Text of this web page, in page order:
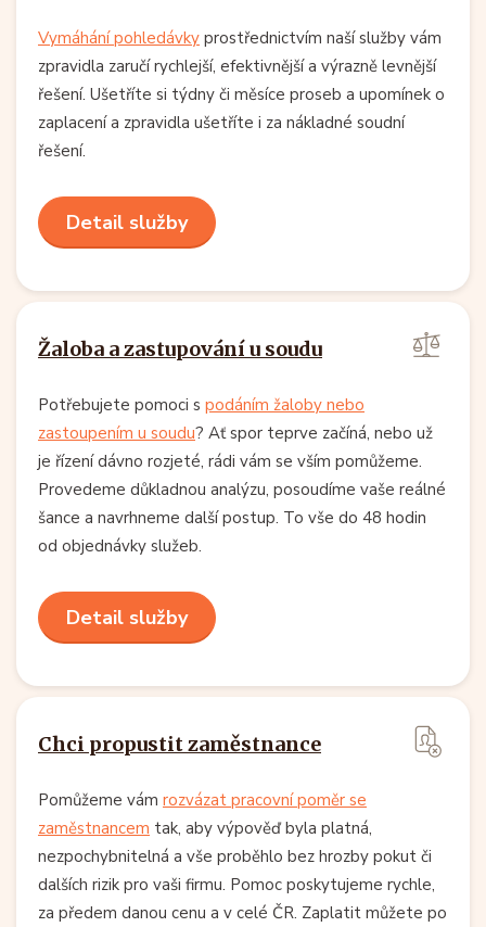
Vymáhání pohledávky prostřednictvím naší služby vám
zpravidla zaručí rychlejší, efektivnější a výrazně levnější
řešení. Ušetříte si týdny či měsíce proseb a upomínek o
zaplacení a zpravidla ušetříte i za nákladné soudní
řešení.
Detail služby
Žaloba a zastupování u soudu
Potřebujete pomoci s podáním žaloby nebo
zastoupením u soudu? Ať spor teprve začíná, nebo už
je řízení dávno rozjeté, rádi vám se vším pomůžeme.
Provedeme důkladnou analýzu, posoudíme vaše reálné
šance a navrhneme další postup. To vše do 48 hodin
od objednávky služeb.
Detail služby
Chci propustit zaměstnance
Pomůžeme vám rozvázat pracovní poměr se
zaměstnancem tak, aby výpověď byla platná,
nezpochybnitelná a vše proběhlo bez hrozby pokut či
dalších rizik pro vaši firmu. Pomoc poskytujeme rychle,
za předem danou cenu a v celé ČR. Zaplatit můžete po